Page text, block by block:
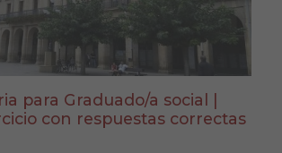
para Graduado/a social |
con respuestas correctas